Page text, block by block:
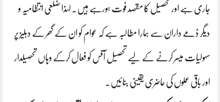
جاری ہے اور تحصیل کا مقصد فوت ہورہے ہیں۔ لہذا ضلعی انتظامیہ و
دیگر ذمے داران سے ہمارا مطالبہ ہے کہ عوام کو ان کے گھر کے دہلیز پر
سہولیات میسر کرنے کے لیے تحصیل آفس کو فعال کرکے وہاں تحصیلدار
اور باقی عملوں کی حاضری یقینی بنائیں۔